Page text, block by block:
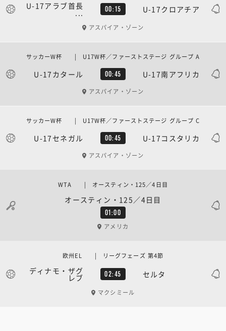
U-17アラブ首長
... 00:15 U-17クロアチア
アスパイア・ゾーン
U-17カタール 00:45 U-17南アフリカ
サッカーW杯 | U17W杯／ファーストステージ グループ A
アスパイア・ゾーン
U-17セネガル 00:45 U-17コスタリカ
サッカーW杯 | U17W杯／ファーストステージ グループ C
アスパイア・ゾーン
01:00
オースティン・125／4日目
WTA | オースティン・125／4日目
アメリカ
ディナモ・ザグ
レブ 02:45 セルタ
欧州EL | リーグフェーズ 第4節
マクシミール